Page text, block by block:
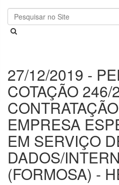
27/12/2019 -
COTAÇÃO 246/
EMPRESA
EM SERVIÇO
DADOS/
(FORMOSA) -